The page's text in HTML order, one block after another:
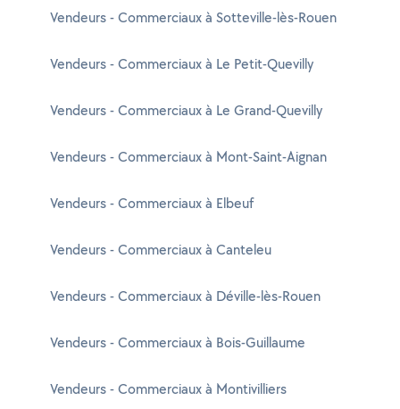
Vendeurs - Commerciaux à Sotteville-lès-Rouen
Vendeurs - Commerciaux à Le Petit-Quevilly
Vendeurs - Commerciaux à Le Grand-Quevilly
Vendeurs - Commerciaux à Mont-Saint-Aignan
Vendeurs - Commerciaux à Elbeuf
Vendeurs - Commerciaux à Canteleu
Vendeurs - Commerciaux à Déville-lès-Rouen
Vendeurs - Commerciaux à Bois-Guillaume
Vendeurs - Commerciaux à Montivilliers